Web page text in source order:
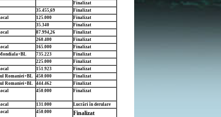
Finalizat
35.455,69
Finalizat
125.000
Finalizat
35.340
Finalizat
87.994,26
Finalizat
260.400
Finalizat
165.000
Finalizat
735.223
Finalizat
225.000
Finalizat
151.923
Finalizat
Romaniei+BL 450.000
Finalizat
Romaniei+BL 444.462
Finalizat
450.000 Finalizat
131.000
Lucrări în derulare
450.000 Finalizat